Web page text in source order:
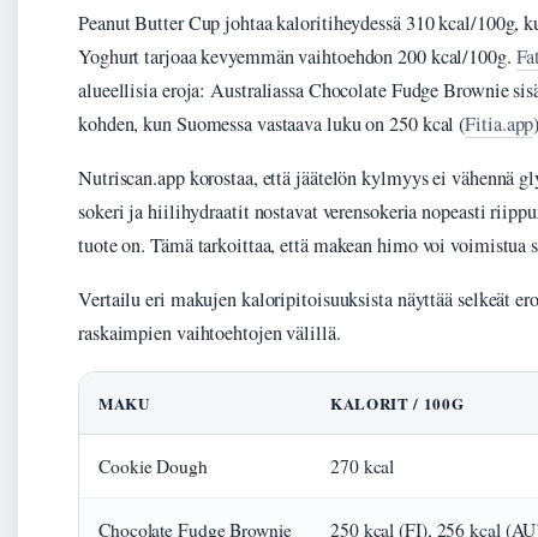
Peanut Butter Cup johtaa kaloritiheydessä 310 kcal/100g,
Yoghurt tarjoaa kevyemmän vaihtoehdon 200 kcal/100g.
alueellisia eroja: Australiassa Chocolate Fudge Brownie
kohden, kun Suomessa vastaava luku on 250 kcal (Fitia.app
Nutriscan.app korostaa, että jäätelön kylmyys ei vähennä
sokeri ja hiilihydraatit nostavat verensokeria nopeasti
tuote on. Tämä tarkoittaa, että makean himo voi voimistua
Vertailu eri makujen kaloripitoisuuksista näyttää selkeät
raskaimpien vaihtoehtojen välillä.
MAKU KALORIT / 100G
Cookie Dough 270 kcal
Chocolate Fudge Brownie 250 kcal (FI), 256 kcal